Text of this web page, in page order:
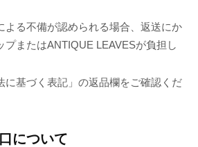
よる不備が認められる場合、返送にか
プまたはANTIQUE LEAVESが負担し
に基づく表記」の返品欄をご確認くだ
について